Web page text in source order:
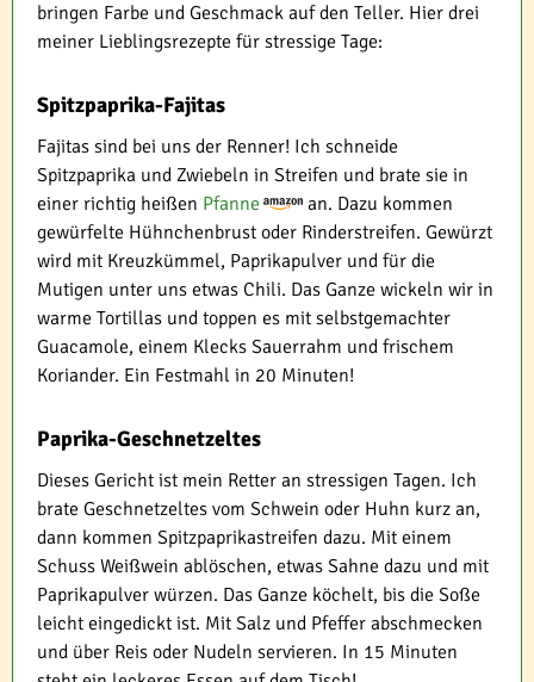
bringen Farbe und Geschmack auf den Teller. Hier drei
meiner Lieblingsrezepte für stressige Tage:
Spitzpaprika-Fajitas
Fajitas sind bei uns der Renner! Ich schneide
Spitzpaprika und Zwiebeln in Streifen und brate sie in
einer richtig heißen Pfanne
an. Dazu kommen
gewürfelte Hühnchenbrust oder Rinderstreifen. Gewürzt
wird mit Kreuzkümmel, Paprikapulver und für die
Mutigen unter uns etwas Chili. Das Ganze wickeln wir in
warme Tortillas und toppen es mit selbstgemachter
Guacamole, einem Klecks Sauerrahm und frischem
Koriander. Ein Festmahl in 20 Minuten!
Paprika-Geschnetzeltes
Dieses Gericht ist mein Retter an stressigen Tagen. Ich
brate Geschnetzeltes vom Schwein oder Huhn kurz an,
dann kommen Spitzpaprikastreifen dazu. Mit einem
Schuss Weißwein ablöschen, etwas Sahne dazu und mit
Paprikapulver würzen. Das Ganze köchelt, bis die Soße
leicht eingedickt ist. Mit Salz und Pfeffer abschmecken
und über Reis oder Nudeln servieren. In 15 Minuten